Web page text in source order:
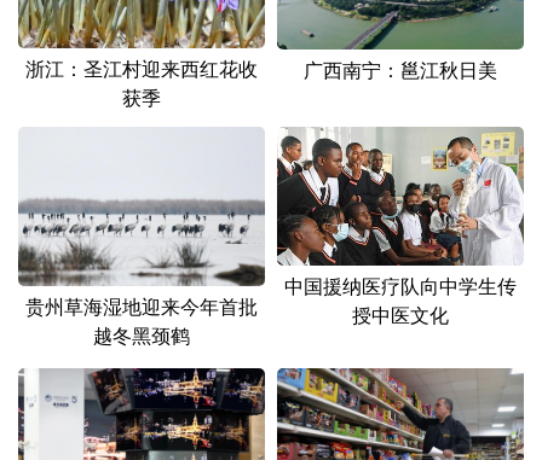
浙江：圣江村迎来西红花收
获季
广西南宁：邕江秋日美
贵州草海湿地迎来今年首批
越冬黑颈鹤
中国援纳医疗队向中学生传
授中医文化